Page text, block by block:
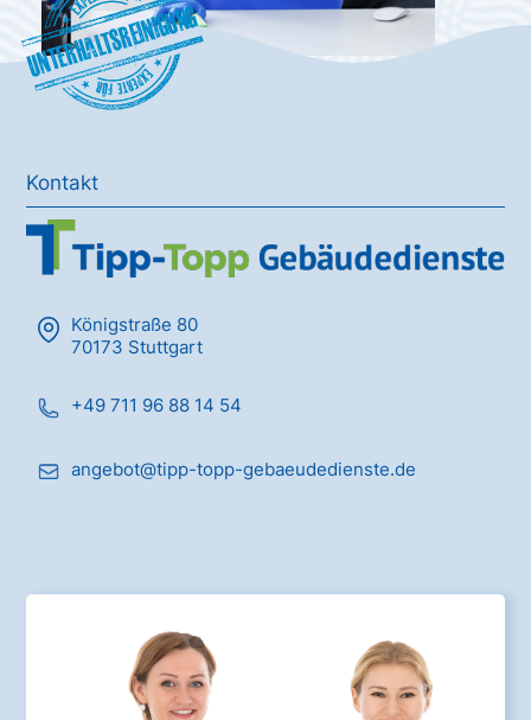
Unterhaltsreinigung
Kontakt
Königstraße 80
70173 Stuttgart
+49 711 96 88 14 54
angebot@tipp-topp-gebaeudedienste.de